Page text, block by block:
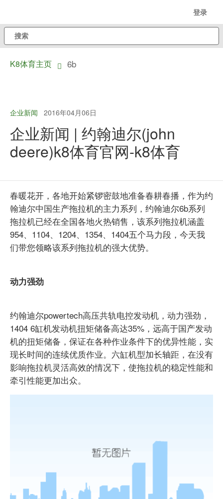
至
主
内
容
搜
索
登录
K8体育主页 6b
企业新闻 2016年04月06日
企业新闻 | 约翰迪尔(john
deere)k8体育官网-k8体育
春暖花开，各地开始紧锣密鼓地准备春耕春播，作为约
翰迪尔中国生产拖拉机的主力系列，约翰迪尔6b系列
拖拉机已经在全国各地火热销售，该系列拖拉机涵盖
954、1104、1204、1354、1404五个马力段，今天我
们带您领略该系列拖拉机的强大优势。
动力强劲
约翰迪尔powertech高压共轨电控发动机，动力强劲，
1404 6缸机发动机扭矩储备高达35%，远高于国产发动
机的扭矩储备，保证在各种作业条件下的优异性能，实
现长时间的连续优质作业。六缸机型加长轴距，在没有
影响拖拉机灵活高效的情况下，使拖拉机的稳定性能和
牵引性能更加出众。